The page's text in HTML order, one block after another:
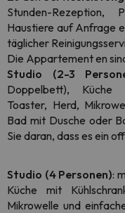
Stunden-
Haustiere auf Anfrage
täglicher
Die Appartement en
Studio (2-3
Doppelbett), Küche
Toaster, Herd,
Bad mit Dusche oder
Sie daran, dass es ein
Studio (4 Personen):
Küche mit
Mikrowelle und